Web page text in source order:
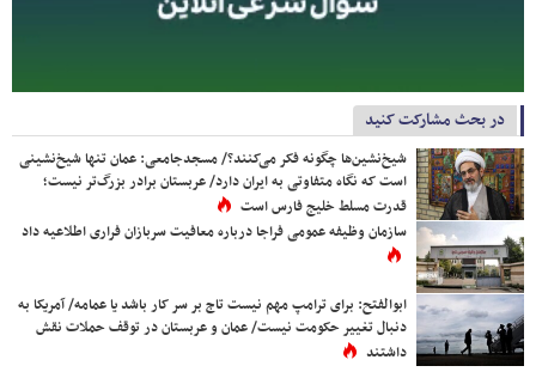
در بحث مشارکت کنید
شیخ‌نشین‌ها چگونه فکر می‌کنند؟/ مسجدجامعی: عمان تنها شیخ‌نشینی
است که نگاه متفاوتی به ایران دارد/ عربستان برادر بزرگ‌تر نیست؛
قدرت مسلط خلیج فارس است
سازمان وظیفه عمومی فراجا درباره معافیت سربازان فراری اطلاعیه داد
ابوالفتح: برای ترامپ مهم نیست تاج بر سر کار باشد یا عمامه/ آمریکا به
دنبال تغییر حکومت نیست/ عمان و عربستان در توقف حملات نقش
داشتند